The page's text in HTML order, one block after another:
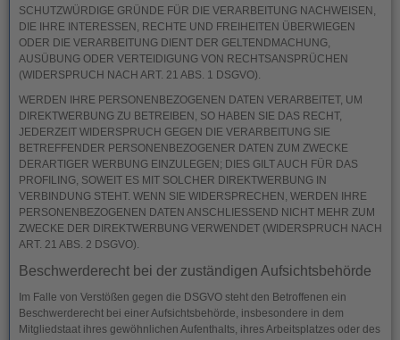
SCHUTZWÜRDIGE GRÜNDE FÜR DIE VERARBEITUNG NACHWEISEN,
DIE IHRE INTERESSEN, RECHTE UND FREIHEITEN ÜBERWIEGEN
ODER DIE VERARBEITUNG DIENT DER GELTENDMACHUNG,
AUSÜBUNG ODER VERTEIDIGUNG VON RECHTSANSPRÜCHEN
(WIDERSPRUCH NACH ART. 21 ABS. 1 DSGVO).
WERDEN IHRE PERSONENBEZOGENEN DATEN VERARBEITET, UM
DIREKTWERBUNG ZU BETREIBEN, SO HABEN SIE DAS RECHT,
JEDERZEIT WIDERSPRUCH GEGEN DIE VERARBEITUNG SIE
BETREFFENDER PERSONENBEZOGENER DATEN ZUM ZWECKE
DERARTIGER WERBUNG EINZULEGEN; DIES GILT AUCH FÜR DAS
PROFILING, SOWEIT ES MIT SOLCHER DIREKTWERBUNG IN
VERBINDUNG STEHT. WENN SIE WIDERSPRECHEN, WERDEN IHRE
PERSONENBEZOGENEN DATEN ANSCHLIESSEND NICHT MEHR ZUM
ZWECKE DER DIREKTWERBUNG VERWENDET (WIDERSPRUCH NACH
ART. 21 ABS. 2 DSGVO).
Beschwerde­recht bei der zuständigen Aufsichts­behörde
Im Falle von Verstößen gegen die DSGVO steht den Betroffenen ein
Beschwerderecht bei einer Aufsichtsbehörde, insbesondere in dem
Mitgliedstaat ihres gewöhnlichen Aufenthalts, ihres Arbeitsplatzes oder des